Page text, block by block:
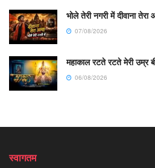
भोले तेरी नगरी में दीवाना तेरा
07/08/2026
महाकाल रटते रटते मेरी उम्र
06/08/2026
स्वागतम